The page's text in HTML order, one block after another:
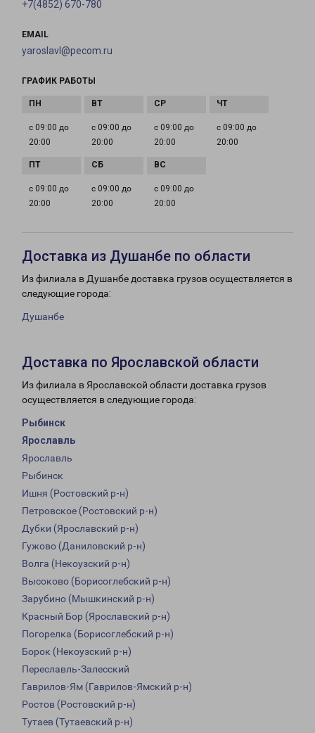
+7(4852) 670-780
EMAIL
yaroslavl@pecom.ru
ГРАФИК РАБОТЫ
с 09:00 до
20:00
с 09:00 до
20:00
с 09:00 до
20:00
с 09:00 до
20:00
с 09:00 до
20:00
с 09:00 до
20:00
с 09:00 до
20:00
Доставка из Душанбе по области
Из филиала в Душанбе доставка грузов осуществляется в
следующие города:
Душанбе
Доставка по Ярославской области
Из филиала в Ярославской области доставка грузов
осуществляется в следующие города:
Рыбинск
Ярославль
Ярославль
Рыбинск
Ишня (Ростовский р-н)
Петровское (Ростовский р-н)
Дубки (Ярославский р-н)
Гужово (Даниловский р-н)
Волга (Некоузский р-н)
Высоково (Борисоглебский р-н)
Зарубино (Мышкинский р-н)
Красный Бор (Ярославский р-н)
Погорелка (Борисоглебский р-н)
Борок (Некоузский р-н)
Переславль-Залесский
Гаврилов-Ям (Гаврилов-Ямский р-н)
Ростов (Ростовский р-н)
Тутаев (Тутаевский р-н)